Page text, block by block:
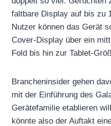
faltbare Display auf bis zu
Nutzer können das Gerät
Cover-Display über ein
Fold bis hin zur Tablet-
Brancheninsider gehen
mit der Einführung des
Gerätefamilie etablieren
könnte also der Auftakt